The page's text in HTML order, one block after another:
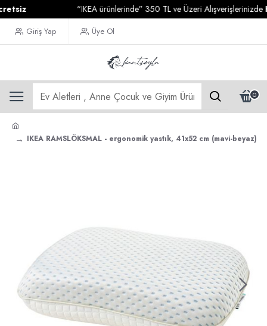
“IKEA ürünlerinde” 350 TL ve Üzeri Alışverişlerinizde
Giriş Yap Üye Ol
0
IKEA RAMSLÖKSMAL - ergonomik yastık, 41x52 cm (mavi-beyaz)